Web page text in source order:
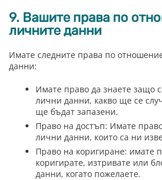
9. Вашите права по
личните данни
Имате следните права по
данни:
Имате право да знаете защо
лични данни, какво ще се
ще бъдат запазени.
Право на достъп: Имате
лични данни, които са ни
Право на коригиране: имате
коригирате, изтривате или
данни, когато пожелаете.